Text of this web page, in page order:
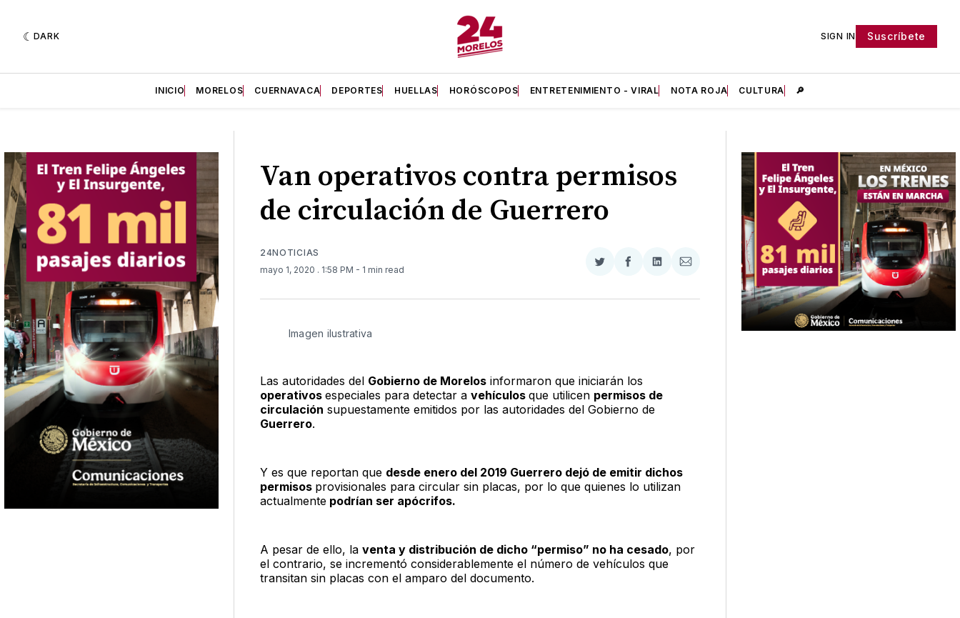
DARK SIGN IN Suscríbete
INICIO MORELOS CUERNAVACA DEPORTES HUELLAS HORÓSCOPOS ENTRETENIMIENTO - VIRAL NOTA ROJA CULTURA 🔎
Van operativos contra permisos
de circulación de Guerrero
24NOTICIAS
mayo 1, 2020 . 1:58 PM - 1 min read
Compartir
Twitter
Compartir
Facebook
Compartir
LinkedIn
Compartir
Email
Imagen ilustrativa
Las autoridades del Gobierno de Morelosinformaron que iniciarán los
operativos especiales para detectar a vehículos que utilicen permisos de
circulación supuestamente emitidos por las autoridades del Gobierno de
Guerrero.
Y es que reportan que desde enero del 2019 Guerrero dejó de emitir dichos
permisos provisionales para circular sin placas, por lo que quienes lo utilizan
actualmentepodrían ser apócrifos.
A pesar de ello, la venta y distribución de dicho “permiso” no ha cesado, por
el contrario, se incrementó considerablemente el número de vehículos que
transitan sin placas con el amparo del documento.